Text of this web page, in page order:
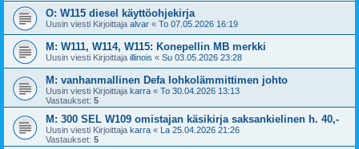
O: W115 diesel käyttöohjekirja
Uusin viesti Kirjoittaja alvar « To 07.05.2026 16:19
M: W111, W114, W115: Konepellin MB merkki
Uusin viesti Kirjoittaja illinois « Su 03.05.2026 23:28
M: vanhanmallinen Defa lohkolämmittimen johto
Uusin viesti Kirjoittaja karra « To 30.04.2026 13:13
Vastaukset: 5
M: 300 SEL W109 omistajan käsikirja saksankielinen h. 40,-
Uusin viesti Kirjoittaja karra « La 25.04.2026 21:26
Vastaukset: 5